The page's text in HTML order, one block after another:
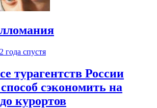
2 года спустя
турагентств России
сэкономить на
курортов